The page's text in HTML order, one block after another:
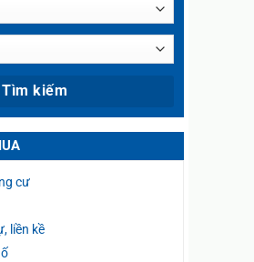
cư
liền kề